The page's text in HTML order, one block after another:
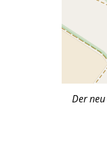
Der